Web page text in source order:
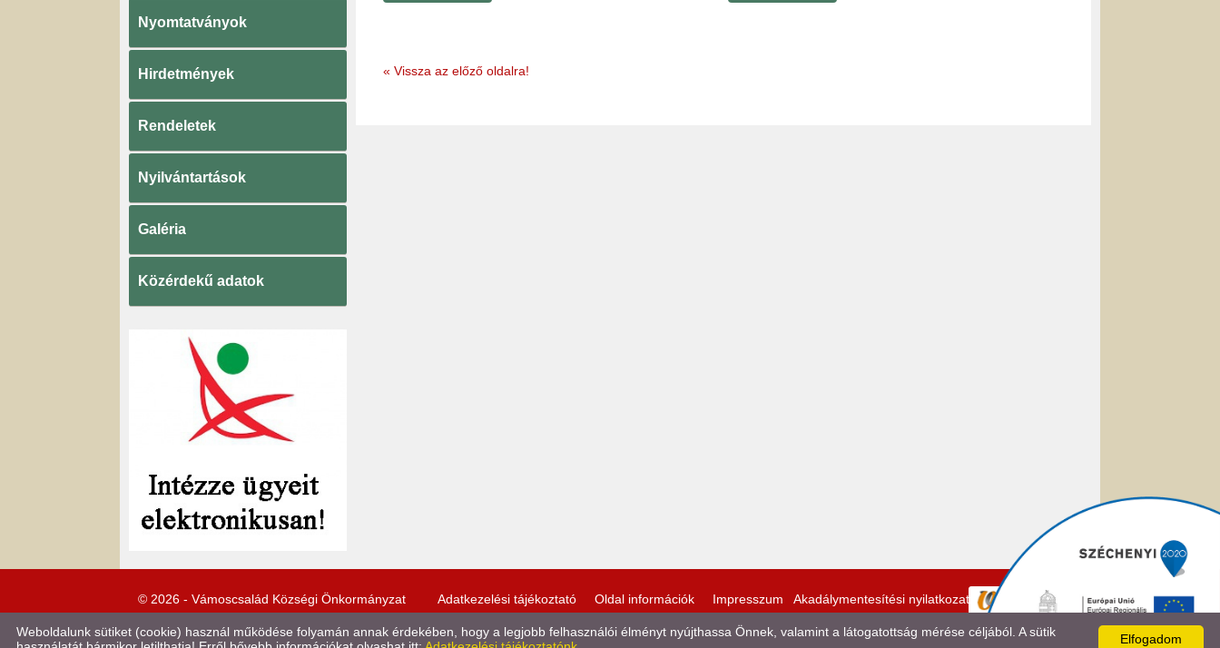
Nyomtatványok
Hirdetmények
Rendeletek
Nyilvántartások
Galéria
Közérdekű adatok
« Vissza az előző oldalra!
© 2026 - Vámoscsalád Községi Önkormányzat Adatkezelési tájékoztató Oldal információk Impresszum Akadálymentesítési nyilatkozat
Elfogadom
Weboldalunk sütiket (cookie) használ működése folyamán annak érdekében, hogy a legjobb felhasználói élményt nyújthassa Önnek, valamint a látogatottság mérése céljából. A sütik